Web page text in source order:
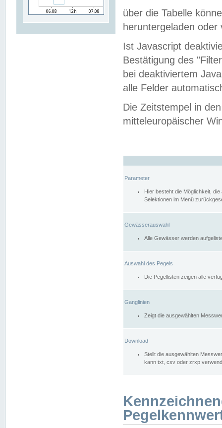
über die Tabelle
heruntergeladen oder
Ist Javascript
Bestätigung des
bei deaktiviertem
alle Felder
Die Zeitstempel in
mitteleuropäischer
Parameter
Hier besteht die Möglichkeit,
Selektionen im Menü
Gewässerauswahl
Alle Gewässer werden
Auswahl des Pegels
Die Pegellisten zeigen alle
Ganglinien
Zeigt die ausgewählten
Download
Stellt die ausgewählten
kann txt, csv oder zrxp